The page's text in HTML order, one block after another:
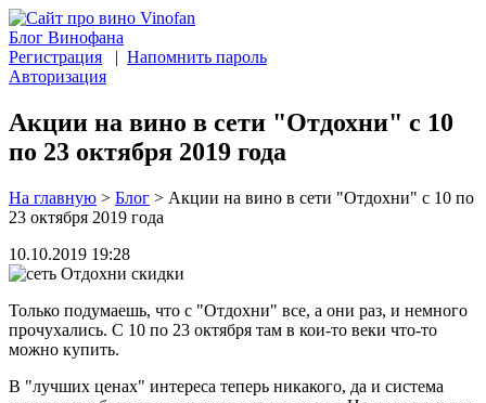
Блог Винофана
Регистрация | Напомнить пароль
Авторизация
Акции на вино в сети "Отдохни" с 10
по 23 октября 2019 года
На главную > Блог > Акции на вино в сети "Отдохни" с 10 по
23 октября 2019 года
10.10.2019 19:28
Только подумаешь, что с "Отдохни" все, а они раз, и немного
прочухались. С 10 по 23 октября там в кои-то веки что-то
можно купить.
В "лучших ценах" интереса теперь никакого, да и система